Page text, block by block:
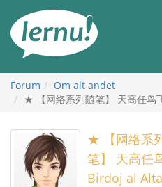
indholdet
Forum
Om alt andet
★ 【网络系列随笔】 天高任鸟
★ 【网络系
笔】 天高任
Birdoj al Alta